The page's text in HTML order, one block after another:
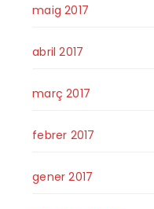
maig 2017
abril 2017
març 2017
febrer 2017
gener 2017